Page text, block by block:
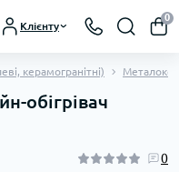
Клієнту
0
керамогранітні)
обігрівач
0